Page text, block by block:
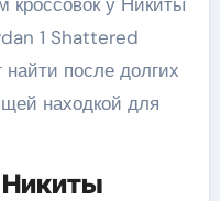
1 Shattered
после долгих
находкой для
Никиты